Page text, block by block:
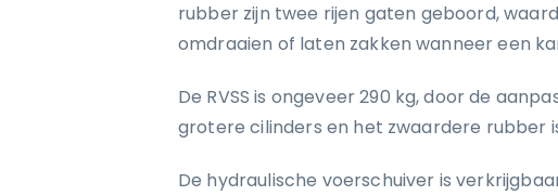
rubber zijn twee rijen gaten geboord,
omdraaien of laten zakken wanneer een
De RVSS is ongeveer 290 kg, door de
grotere cilinders en het zwaardere rubber is
De hydraulische voerschuiver is